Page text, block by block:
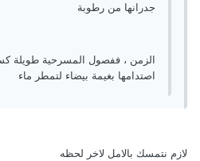
جدرانها من رطوبة
الزمن ، ففصول المسرحية طويلة
اصتدامها بغيمة بيضاء لتمطر ماء
لازم نتمسك بالامل لاخر لحظه